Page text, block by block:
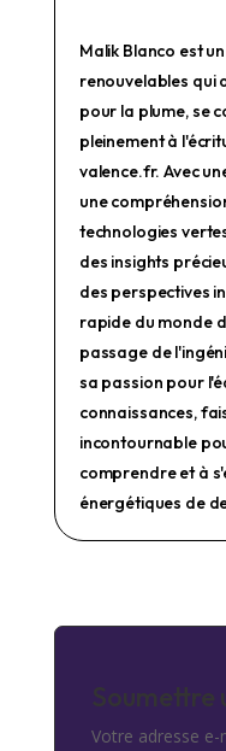
Malik Blanco est
renouvelables qui
pour la plume, se
pleinement à
valence.fr. Avec
une
technologies
des insights
des perspectives
rapide du monde
passage de
sa passion pour
connaissances,
incontournable
comprendre et à
énergétiques de
Soumettre
Votre adresse e-